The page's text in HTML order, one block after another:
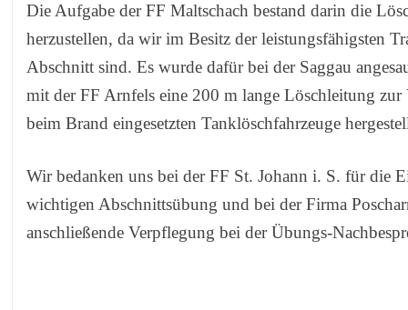
Die Aufgabe der FF Maltschach bestand darin die
herzustellen, da wir im Besitz der leistungsfähigsten
Abschnitt sind. Es wurde dafür bei der Saggau
mit der FF Arnfels eine 200 m lange Löschleitung zur
beim Brand eingesetzten Tanklöschfahrzeuge
Wir bedanken uns bei der FF St. Johann i. S. für die
wichtigen Abschnittsübung und bei der Firma
anschließende Verpflegung bei der Übungs-